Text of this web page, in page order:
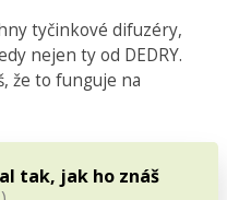
tak, jak ho znáš
tyčinkové difuzéry,
nejen ty od DEDRY.
že to funguje na